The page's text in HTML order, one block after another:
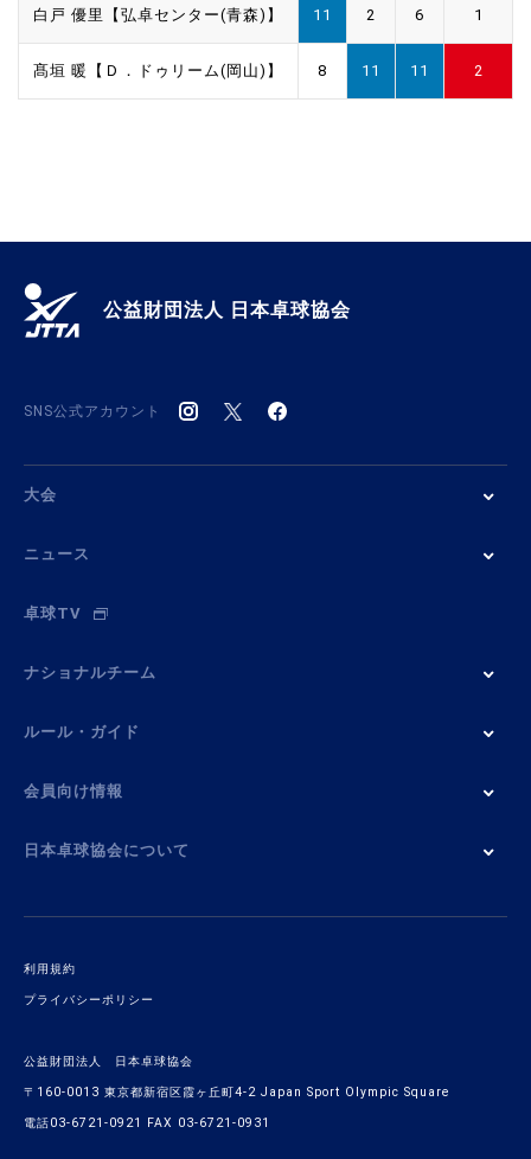
白戸 優里【弘卓センター(青森)】 11 2 6 1
髙垣 暖【Ｄ．ドゥリーム(岡山)】 8 11 11 2
公益財団法人 日本卓球協会
SNS公式アカウント
大会
ニュース
卓球TV
ナショナルチーム
ルール・ガイド
会員向け情報
日本卓球協会について
利用規約
プライバシーポリシー
公益財団法人 日本卓球協会
〒160-0013 東京都新宿区霞ヶ丘町4-2 Japan Sport Olympic Square
電話03-6721-0921 FAX 03-6721-0931